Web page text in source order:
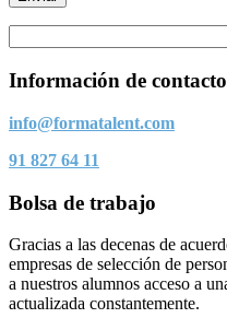
Información de contacto
info@formatalent.com
91 827 64 11
Bolsa de trabajo
Gracias a las decenas de
empresas de selección de
a nuestros alumnos acceso a
actualizada constantemente.